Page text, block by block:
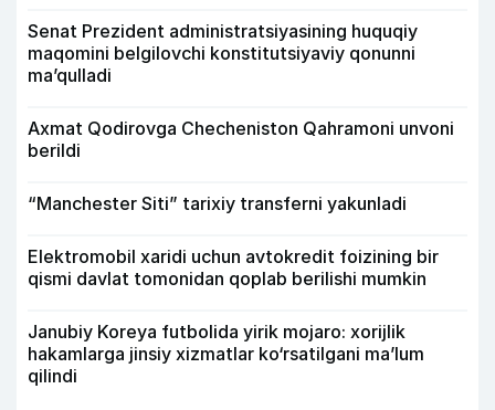
Senat Prezident administratsiyasining huquqiy
maqomini belgilovchi konstitutsiyaviy qonunni
ma’qulladi
Axmat Qodirovga Checheniston Qahramoni unvoni
berildi
“Manchester Siti” tarixiy transferni yakunladi
Elektromobil xaridi uchun avtokredit foizining bir
qismi davlat tomonidan qoplab berilishi mumkin
Janubiy Koreya futbolida yirik mojaro: xorijlik
hakamlarga jinsiy xizmatlar ko‘rsatilgani ma’lum
qilindi